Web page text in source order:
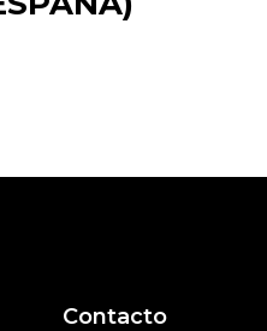
Contacto